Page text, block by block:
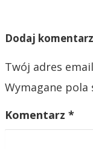
Dodaj komentarz
Twój adres
Wymagane pola
Komentarz *